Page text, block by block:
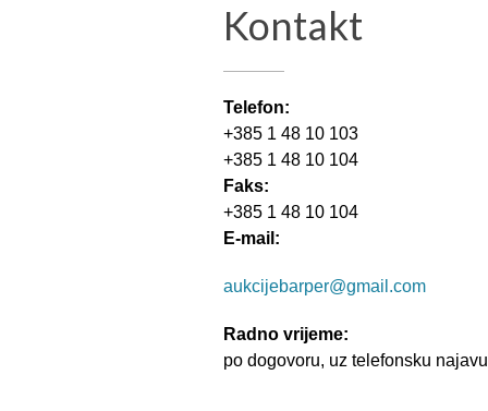
Kontakt
Telefon:
+385 1 48 10 103
+385 1 48 10 104
Faks:
+385 1 48 10 104
E-mail:
aukcijebarper@gmail.com
Radno vrijeme:
po dogovoru, uz telefonsku